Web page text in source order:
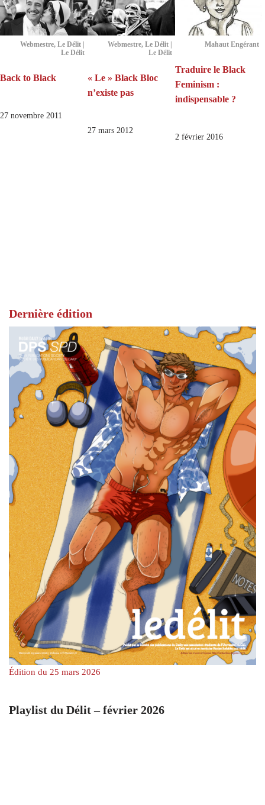
Webmestre, Le Délit |
Le Délit
Back to Black
27 novembre 2011
Webmestre, Le Délit |
Le Délit
« Le » Black Bloc
n’existe pas
27 mars 2012
Mahaut Engérant
Traduire le Black
Feminism :
indispensable ?
2 février 2016
Dernière édition
Édition du 25 mars 2026
Playlist du Délit – février 2026